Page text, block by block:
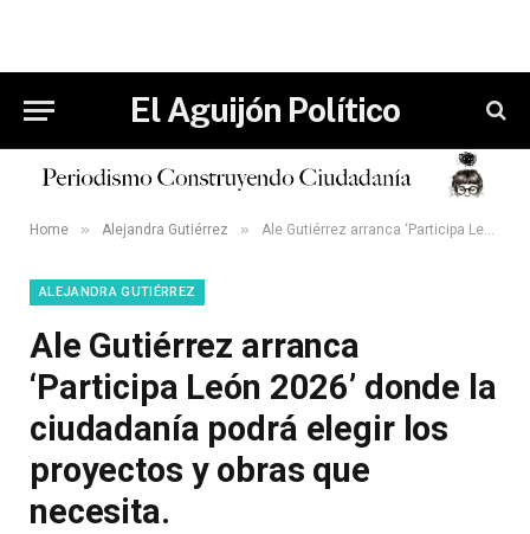
El Aguijón Político
Home » Alejandra Gutiérrez » Ale Gutiérrez arranca ‘Participa León 2026’ donde la ciudadanía podrá elegir los proyectos y obras que necesita.
ALEJANDRA GUTIÉRREZ
Ale Gutiérrez arranca
‘Participa León 2026’ donde la
ciudadanía podrá elegir los
proyectos y obras que
necesita.